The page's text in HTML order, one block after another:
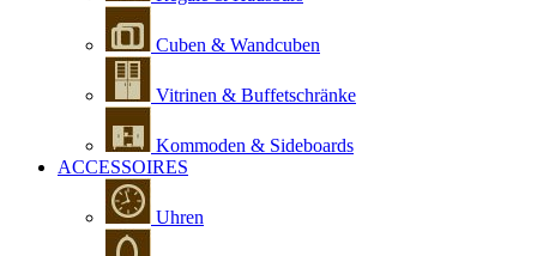
Cuben & Wandcuben
Vitrinen & Buffetschränke
Kommoden & Sideboards
ACCESSOIRES
Uhren